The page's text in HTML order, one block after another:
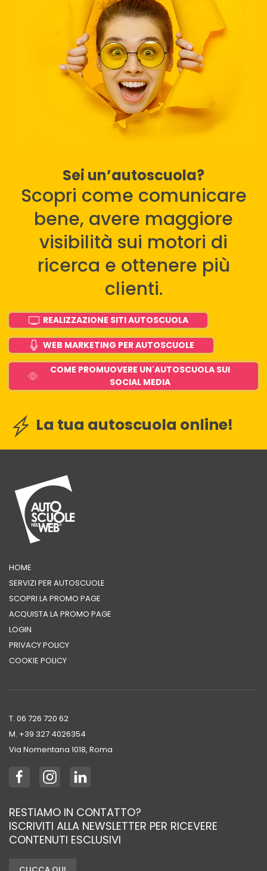
Sei un’autoscuola?
Scopri come comunicare
bene, avere maggiore
visibilità sui motori di
ricerca e ottenere più
clienti.
REALIZZAZIONE SITI AUTOSCUOLA
WEB MARKETING PER AUTOSCUOLE
COME PROMUOVERE UN'AUTOSCUOLA SUI
SOCIAL MEDIA
La tua autoscuola online!
HOME
SERVIZI PER AUTOSCUOLE
SCOPRI LA PROMO PAGE
ACQUISTA LA PROMO PAGE
LOGIN
PRIVACY POLICY
COOKIE POLICY
T. 06 726 720 62
M. +39 ‭327 4026354‬
Via Nomentana 1018, Roma
RESTIAMO IN CONTATTO?
ISCRIVITI ALLA NEWSLETTER PER RICEVERE
CONTENUTI ESCLUSIVI